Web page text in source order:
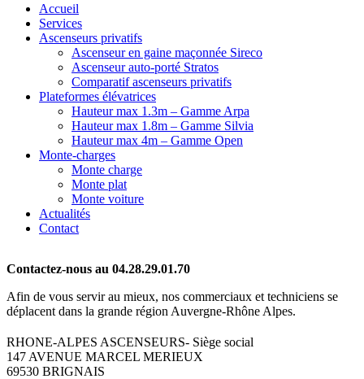
Accueil
Services
Ascenseurs privatifs
Ascenseur en gaine maçonnée Sireco
Ascenseur auto-porté Stratos
Comparatif ascenseurs privatifs
Plateformes élévatrices
Hauteur max 1.3m – Gamme Arpa
Hauteur max 1.8m – Gamme Silvia
Hauteur max 4m – Gamme Open
Monte-charges
Monte charge
Monte plat
Monte voiture
Actualités
Contact
Contactez-nous au 04.28.29.01.70
Afin de vous servir au mieux, nos commerciaux et techniciens se
déplacent dans la grande région Auvergne-Rhône Alpes.
RHONE-ALPES ASCENSEURS- Siège social
147 AVENUE MARCEL MERIEUX
69530 BRIGNAIS